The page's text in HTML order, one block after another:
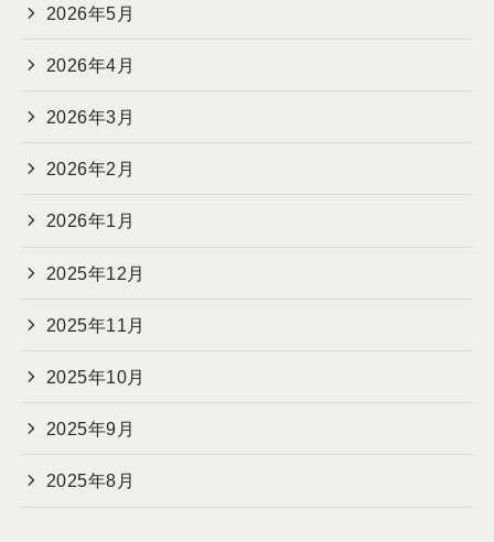
2026年5月
2026年4月
2026年3月
2026年2月
2026年1月
2025年12月
2025年11月
2025年10月
2025年9月
2025年8月